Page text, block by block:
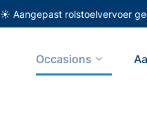
☀️ Aangepast rolstoelvervoer
Occasions